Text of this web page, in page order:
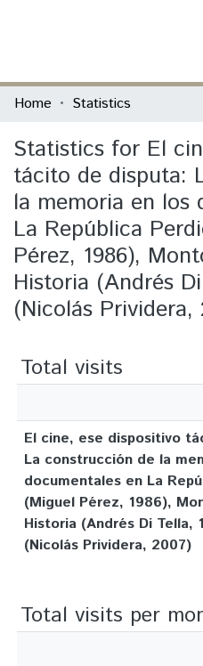
Communities & Collections
All of DSpace
Home Statistics
Statistics for El
tácito de disputa:
la memoria en los
La República
Pérez, 1986),
Historia (Andrés
(Nicolás Prividera,
Total visits
El cine, ese dispositivo
La construcción de la
documentales en La
(Miguel Pérez, 1986),
Historia (Andrés Di Tella,
(Nicolás Prividera, 2007)
Total visits per